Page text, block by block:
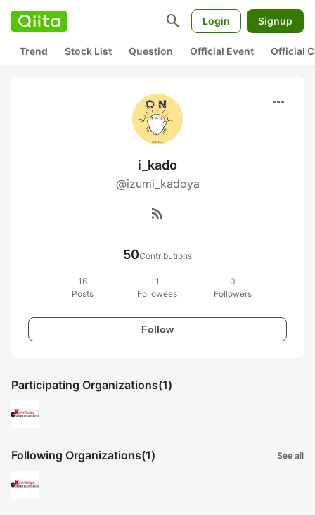
search Login Signup
Trend Stock List Question Official Event Official
more_horiz
i_kado
@izumi_kadoya
rss_feed
50Contributions
16
Posts
1
Followees
0
Followers
Follow
Participating Organizations(1)
Following Organizations(1) See all